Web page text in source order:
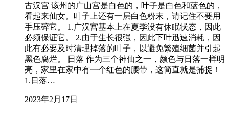
古汉宫 该州的广山宫是白色的，叶子是白色和蓝色的，
看起来仙女。叶子上还有一层白色粉末，请记住不要用
手压碎它。 1.广汉宫基本上在夏季没有休眠状态，因此
必须保证它。 2.由于生长很强，因此下叶迅速消耗，因
此有必要及时清理掉落的叶子，以避免繁殖细菌并引起
黑色腐烂。 日落 作为三个神仙之一，颜色与日落一样明
亮，家里在家中有一个红色的腰带，这简直就是捕捉！
1.日落…
2023年2月17日